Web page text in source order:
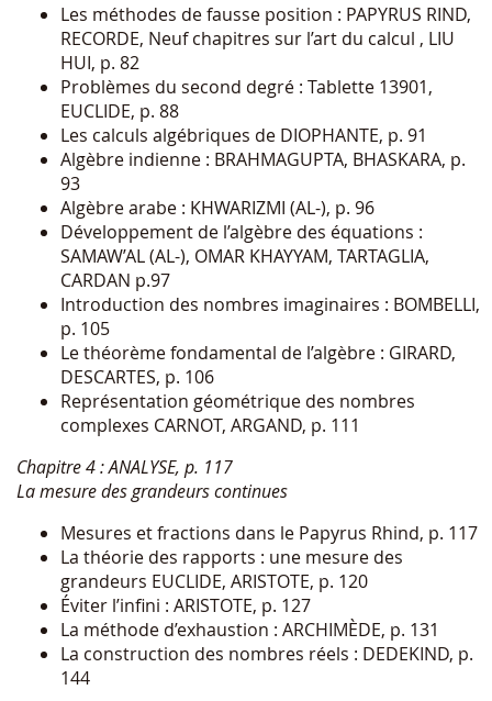
Les méthodes de fausse position : PAPYRUS RIND,
RECORDE, Neuf chapitres sur l’art du calcul , LIU
HUI, p. 82
Problèmes du second degré : Tablette 13901,
EUCLIDE, p. 88
Les calculs algébriques de DIOPHANTE, p. 91
Algèbre indienne : BRAHMAGUPTA, BHASKARA, p.
93
Algèbre arabe : KHWARIZMI (AL-), p. 96
Développement de l’algèbre des équations :
SAMAW’AL (AL-), OMAR KHAYYAM, TARTAGLIA,
CARDAN p.97
Introduction des nombres imaginaires : BOMBELLI,
p. 105
Le théorème fondamental de l’algèbre : GIRARD,
DESCARTES, p. 106
Représentation géométrique des nombres
complexes CARNOT, ARGAND, p. 111
Chapitre 4 : ANALYSE, p. 117
La mesure des grandeurs continues
Mesures et fractions dans le Papyrus Rhind, p. 117
La théorie des rapports : une mesure des
grandeurs EUCLIDE, ARISTOTE, p. 120
Éviter l’infini : ARISTOTE, p. 127
La méthode d’exhaustion : ARCHIMÈDE, p. 131
La construction des nombres réels : DEDEKIND, p.
144